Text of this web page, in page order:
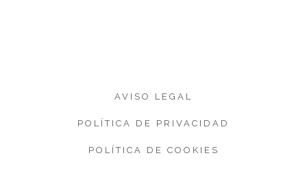
AVISO LEGAL
POLÍTICA DE PRIVACIDAD
POLÍTICA DE COOKIES